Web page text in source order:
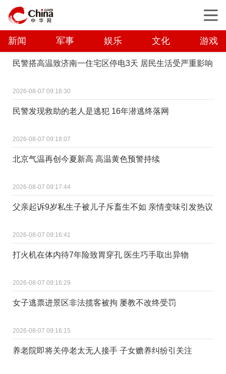
新闻 军事 娱乐 文化 游戏
民警搭高温致济南一住宅区停电3天 居民生活受严重影响
2026-08-07 09:18:30
民警发现救助的老人是逃犯 16年潜逃终落网
2026-08-07 09:18:07
北京气温再创今夏新高 高温黄色预警持续
2026-08-07 09:17:44
父亲起诉9岁私生子被儿子斥畜生不如 亲情变味引发热议
2026-08-07 09:16:41
打火机在体内待7年险致胃穿孔 医生巧手取出异物
2026-08-07 09:16:29
女子逃票进景区非法揽客被拘 屡教不改终受罚
2026-08-07 09:16:15
养老院即将关停老太无人接手 子女赡养纠纷引关注